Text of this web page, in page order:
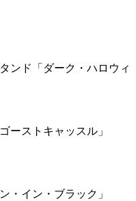
ンド「ダーク・ハロウィ
ーストキャッスル」
・イン・ブラック」